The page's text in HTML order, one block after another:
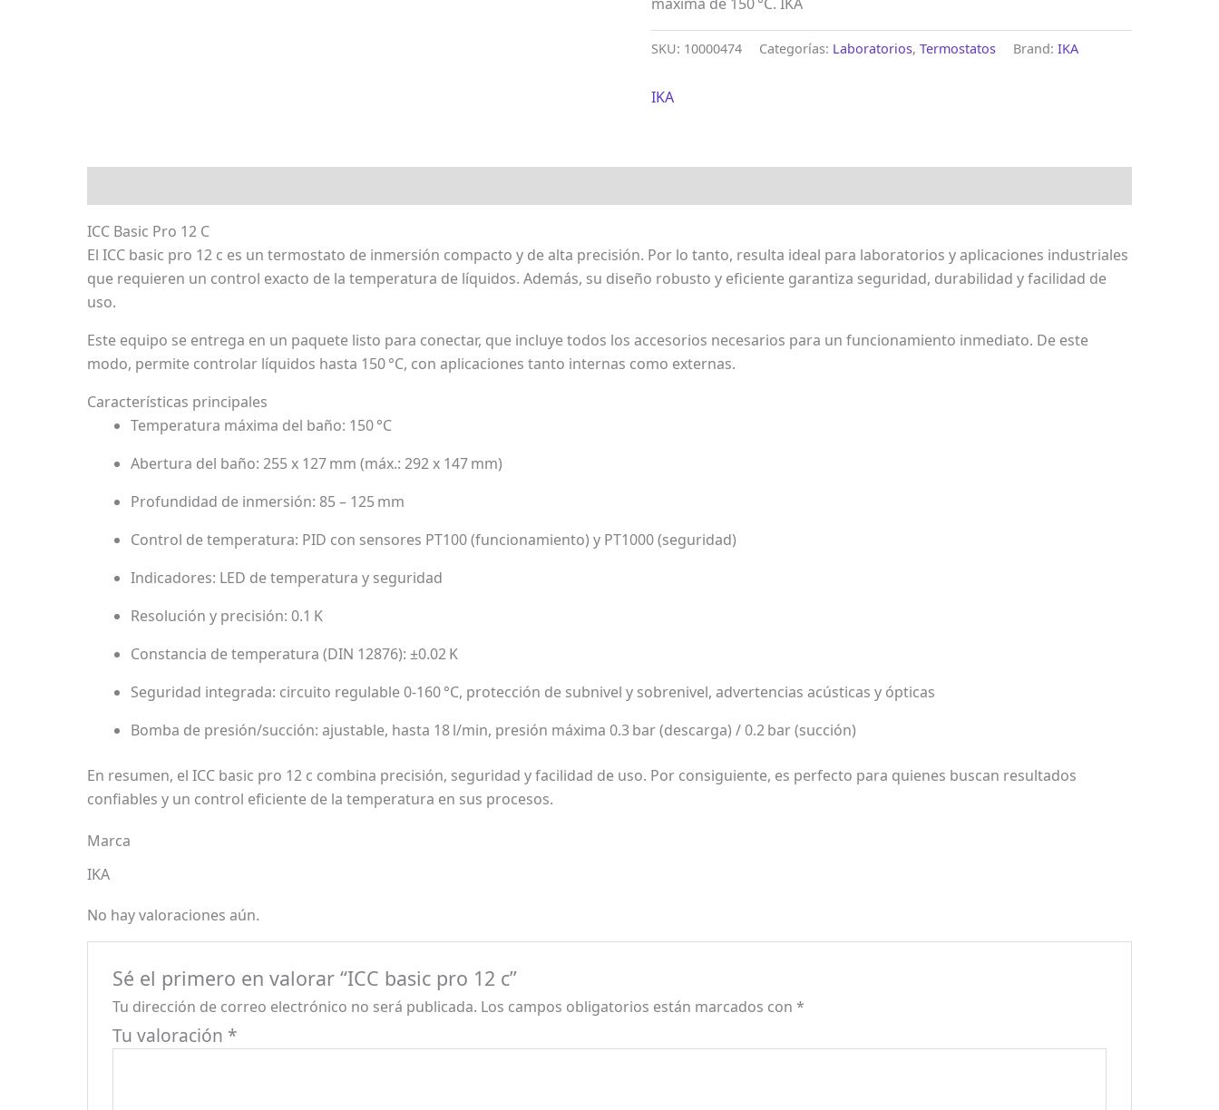
SKU: 10000474 Categorías: Laboratorios,Termostatos Brand:IKA
IKA
ICC Basic Pro 12 C
El ICC basic pro 12 c es un termostato de inmersión compacto y de alta precisión. Por lo tanto, resulta ideal para laboratorios y aplicaciones industriales
que requieren un control exacto de la temperatura de líquidos. Además, su diseño robusto y eficiente garantiza seguridad, durabilidad y facilidad de
uso.
Este equipo se entrega en un paquete listo para conectar, que incluye todos los accesorios necesarios para un funcionamiento inmediato. De este
modo, permite controlar líquidos hasta 150 °C, con aplicaciones tanto internas como externas.
Características principales
Temperatura máxima del baño: 150 °C
Abertura del baño: 255 x 127 mm (máx.: 292 x 147 mm)
Profundidad de inmersión: 85 – 125 mm
Control de temperatura: PID con sensores PT100 (funcionamiento) y PT1000 (seguridad)
Indicadores: LED de temperatura y seguridad
Resolución y precisión: 0.1 K
Constancia de temperatura (DIN 12876): ±0.02 K
Seguridad integrada: circuito regulable 0-160 °C, protección de subnivel y sobrenivel, advertencias acústicas y ópticas
Bomba de presión/succión: ajustable, hasta 18 l/min, presión máxima 0.3 bar (descarga) / 0.2 bar (succión)
En resumen, el ICC basic pro 12 c combina precisión, seguridad y facilidad de uso. Por consiguiente, es perfecto para quienes buscan resultados
confiables y un control eficiente de la temperatura en sus procesos.
Marca
IKA
No hay valoraciones aún.
Sé el primero en valorar “ICC basic pro 12 c”
Tu dirección de correo electrónico no será publicada. Los campos obligatorios están marcados con *
Tu valoración *